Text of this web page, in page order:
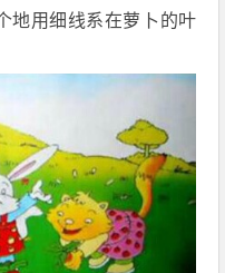
地用细线系在萝卜的叶